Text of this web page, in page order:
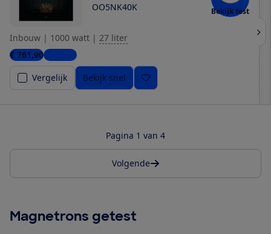
OO5NK40K Bekijk test
Inbouw | 1000 watt | 27 liter
€ 761,901 winkel
Vergelijk
Bekijk snel
Pagina 1 van 4
Volgende
Magnetrons getest